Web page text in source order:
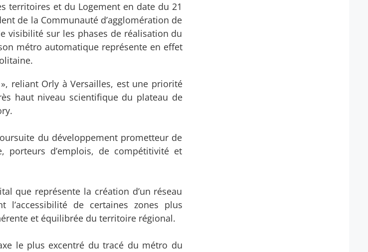
territoires et du Logement en date du 21
de la Communauté d’agglomération de
visibilité sur les phases de réalisation du
métro automatique représente en effet
reliant Orly à Versailles, est une priorité
haut niveau scientifique du plateau de
du développement prometteur de
porteurs d’emplois, de compétitivité et
que représente la création d’un réseau
l’accessibilité de certaines zones plus
et équilibrée du territoire régional.
le plus excentré du tracé du métro du